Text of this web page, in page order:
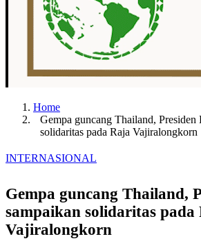
Home
Gempa guncang Thailand, Presiden
solidaritas pada Raja Vajiralongkorn
INTERNASIONAL
Gempa guncang Thailand,
sampaikan solidaritas pada
Vajiralongkorn